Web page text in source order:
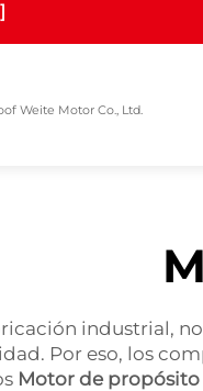
Weite Motor Co., Ltd.
industrial,
Por eso, los
Motor de propósito